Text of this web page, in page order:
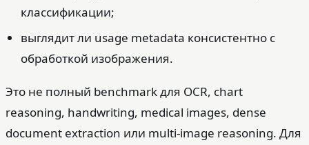
классификации;
выглядит ли usage metadata консистентно с
обработкой изображения.
Это не полный benchmark для OCR, chart
reasoning, handwriting, medical images, dense
document extraction или multi-image reasoning. Для